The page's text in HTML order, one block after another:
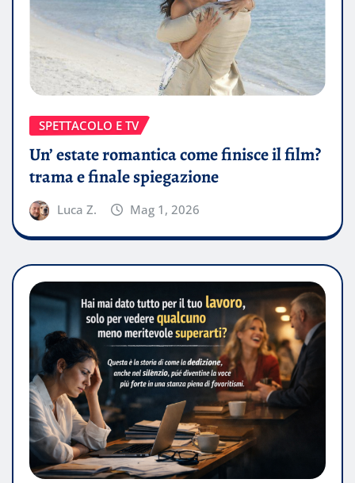
SPETTACOLO E TV
Un’ estate romantica come finisce il film?
trama e finale spiegazione
Luca Z. Mag 1, 2026